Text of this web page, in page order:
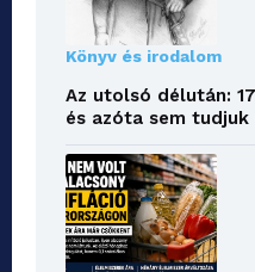
Könyv és irodalom
Az utolsó délután:
és azóta sem